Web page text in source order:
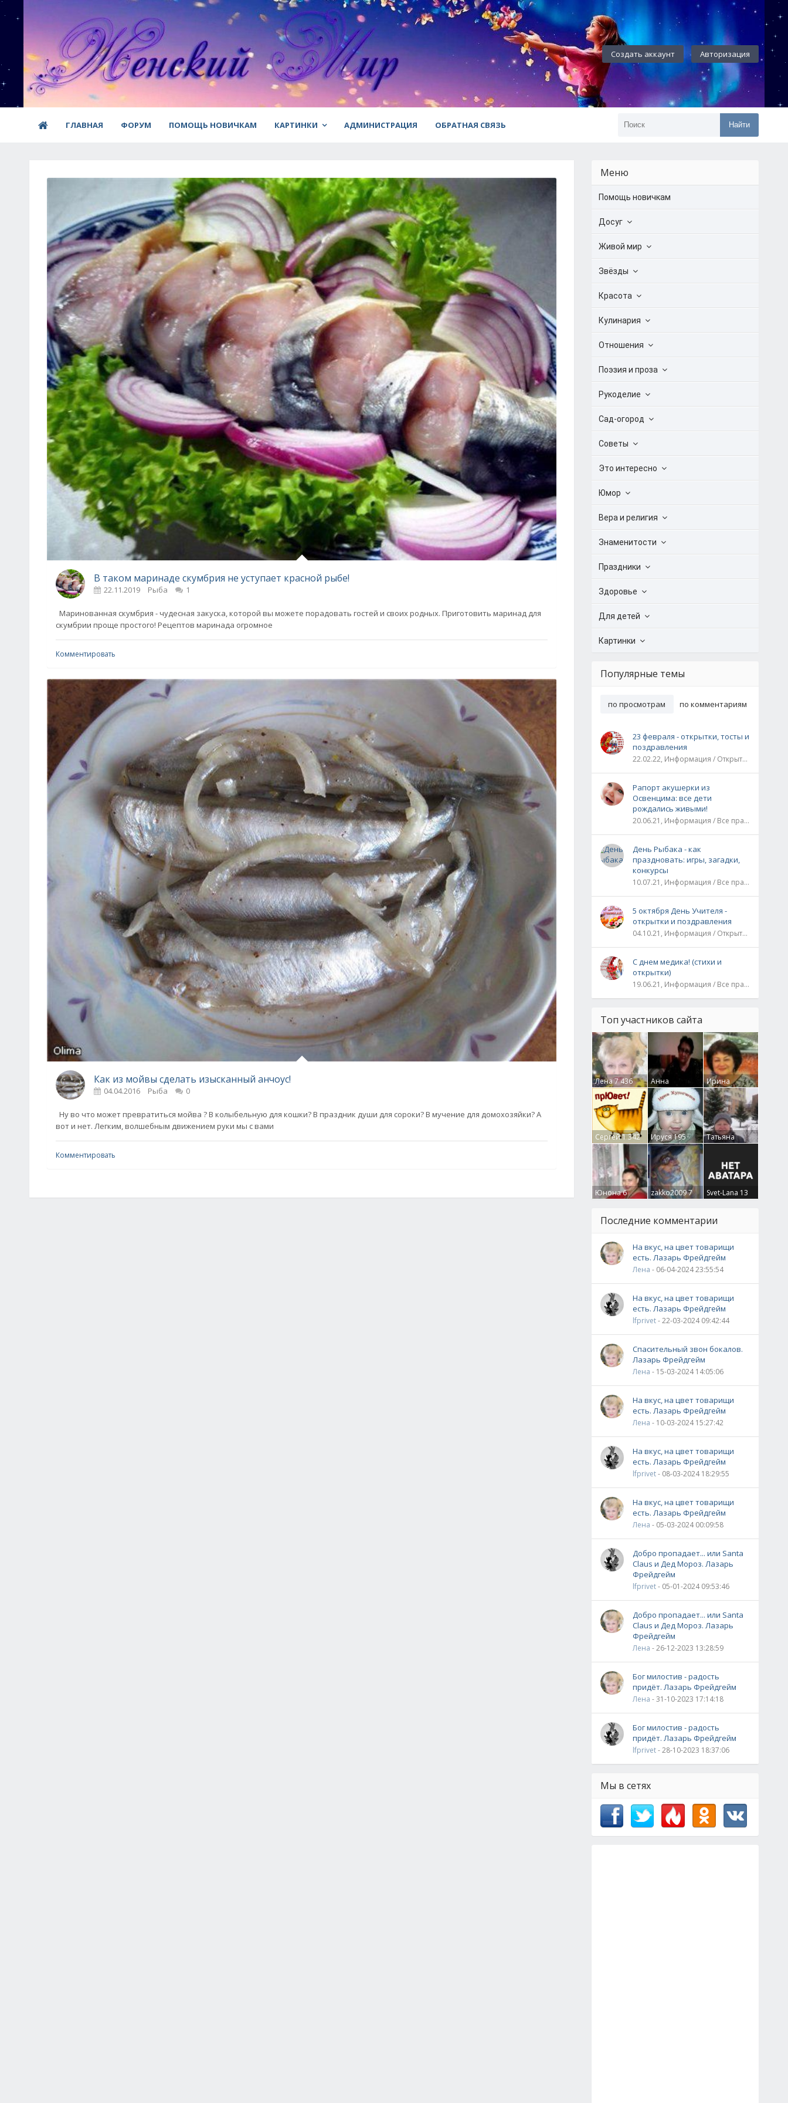
Создать аккаунт Авторизация
ГЛАВНАЯ ФОРУМ ПОМОЩЬ НОВИЧКАМ КАРТИНКИ АДМИНИСТРАЦИЯ ОБРАТНАЯ СВЯЗЬ Найти
В таком маринаде скумбрия не уступает красной рыбе!
22.11.2019 Рыба 1
Маринованная скумбрия - чудесная закуска, которой вы можете порадовать гостей и своих родных. Приготовить маринад для
скумбрии проще простого! Рецептов маринада огромное
Комментировать
Как из мойвы сделать изысканный анчоус!
04.04.2016 Рыба 0
Ну во что может превратиться мойва ? В колыбельную для кошки? В праздник души для сороки? В мучение для домохозяйки? А
вот и нет. Легким, волшебным движением руки мы с вами
Комментировать
Меню
Помощь новичкам
Досуг
Живой мир
Звёзды
Красота
Кулинария
Отношения
Поэзия и проза
Рукоделие
Сад-огород
Советы
Это интересно
Юмор
Вера и религия
Знаменитости
Праздники
Здоровье
Для детей
Картинки
Популярные темы
по просмотрам по комментариям
23 февраля - открытки, тосты и
поздравления
22.02.22, Информация / Открытки / Все праздники
Рапорт акушерки из
Освенцима: все дети
рождались живыми!
20.06.21, Информация / Все праздники / Рассказы и истории
День Рыбака - как
праздновать: игры, загадки,
конкурсы
10.07.21, Информация / Все праздники
5 октября День Учителя -
открытки и поздравления
04.10.21, Информация / Открытки / Все праздники
С днем медика! (стихи и
открытки)
19.06.21, Информация / Все праздники
Топ участников сайта
Лена7 436
Анна
Гумлевая0
Ирина
Бруцкая41
Сергей1 342 Ируся195
Татьяна
Крючкова0
Юнона6 zakko20097 Svet-Lana 13
Последние комментарии
На вкус, на цвет товарищи
есть. Лазарь Фрейдгейм
Лена - 06-04-2024 23:55:54
На вкус, на цвет товарищи
есть. Лазарь Фрейдгейм
lfprivet- 22-03-2024 09:42:44
Спасительный звон бокалов.
Лазарь Фрейдгейм
Лена - 15-03-2024 14:05:06
На вкус, на цвет товарищи
есть. Лазарь Фрейдгейм
Лена - 10-03-2024 15:27:42
На вкус, на цвет товарищи
есть. Лазарь Фрейдгейм
lfprivet- 08-03-2024 18:29:55
На вкус, на цвет товарищи
есть. Лазарь Фрейдгейм
Лена - 05-03-2024 00:09:58
Добро пропадает... или Santa
Claus и Дед Мороз. Лазарь
Фрейдгейм
lfprivet- 05-01-2024 09:53:46
Добро пропадает... или Santa
Claus и Дед Мороз. Лазарь
Фрейдгейм
Лена - 26-12-2023 13:28:59
Бог милостив - радость
придёт. Лазарь Фрейдгейм
Лена - 31-10-2023 17:14:18
Бог милостив - радость
придёт. Лазарь Фрейдгейм
lfprivet- 28-10-2023 18:37:06
Мы в сетях